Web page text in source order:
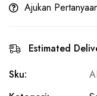
Ajukan
Estimated
Sku: